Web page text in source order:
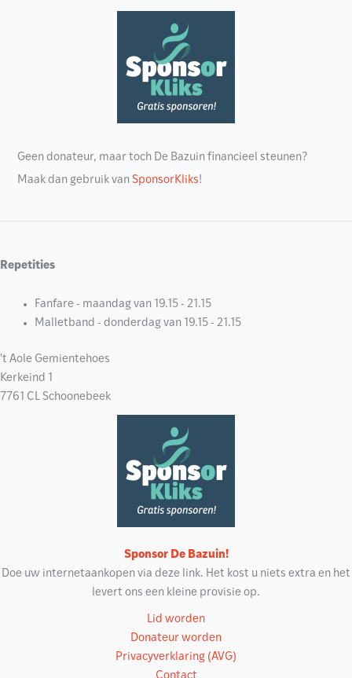
Geen donateur, maar toch De Bazuin financieel steunen?
Maak dan gebruik vanSponsorKliks!
Repetities
Fanfare - maandag van 19.15 - 21.15
Malletband - donderdag van 19.15 - 21.15
't Aole Gemientehoes
Kerkeind 1
7761 CL Schoonebeek
Sponsor De Bazuin!
Doe uw internetaankopen via deze link. Het kost u niets extra en het
levert ons een kleine provisie op.
Lid worden
Donateur worden
Privacyverklaring (AVG)